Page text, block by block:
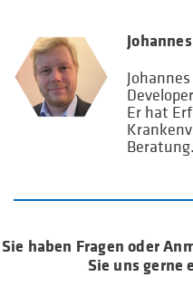
Er hat
Beratung.
Sie haben Fragen oder
Sie uns gerne